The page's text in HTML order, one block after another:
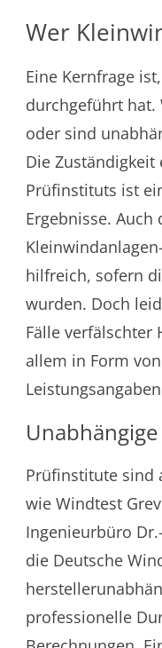
Wer
Eine Kernfrage
durchgeführt hat.
oder sind
Die Zuständigkeit
Prüfinstituts ist
Ergebnisse. Auch
hilfreich, sofern
wurden. Doch
Fälle verfälschter
allem in Form
Prüfinstitute sind
wie Windtest
Ingenieurbüro
die Deutsche
professionelle